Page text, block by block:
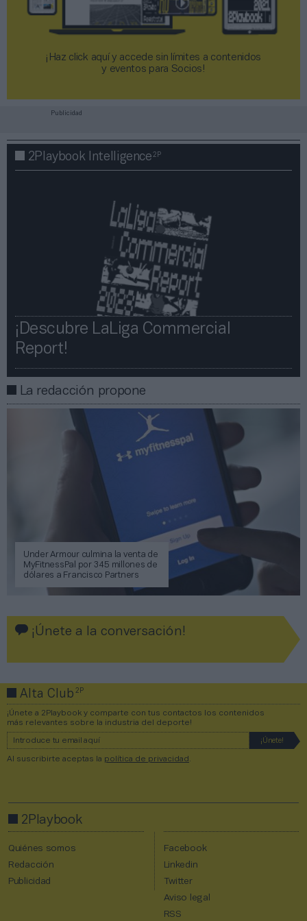
¡Haz click aquí y accede sin límites a contenidos
y eventos para Socios!​​​​​​​
Publicidad
2Playbook Intelligence2P
¡Descubre LaLiga Commercial
Report!​​
La redacción propone
Under Armour culmina la venta de
MyFitnessPal por 345 millones de
dólares a Francisco Partners
¡Únete a la conversación!
Alta Club2P
¡Únete a 2Playbook y comparte con tus contactos los contenidos
más relevantes sobre la industria del deporte!
Al suscribirte aceptas la política de privacidad
2Playbook
Quiénes somos
Redacción
Publicidad
Facebook
Linkedin
Twitter
Aviso legal
RSS